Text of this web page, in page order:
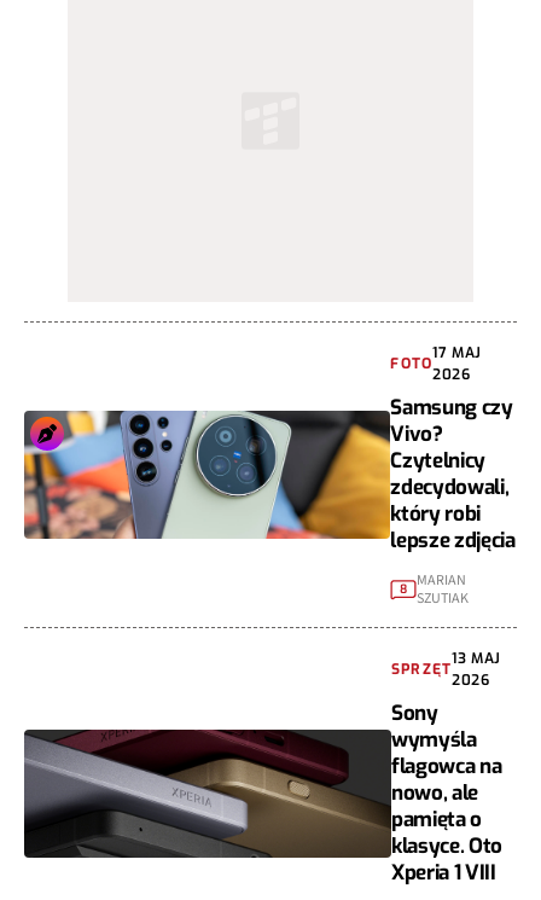
FOTO
17 MAJ
2026
Samsung czy
Vivo?
Czytelnicy
zdecydowali,
który robi
lepsze zdjęcia
8 MARIAN
SZUTIAK
SPRZĘT
13 MAJ
2026
Sony
wymyśla
flagowca na
nowo, ale
pamięta o
klasyce. Oto
Xperia 1 VIII